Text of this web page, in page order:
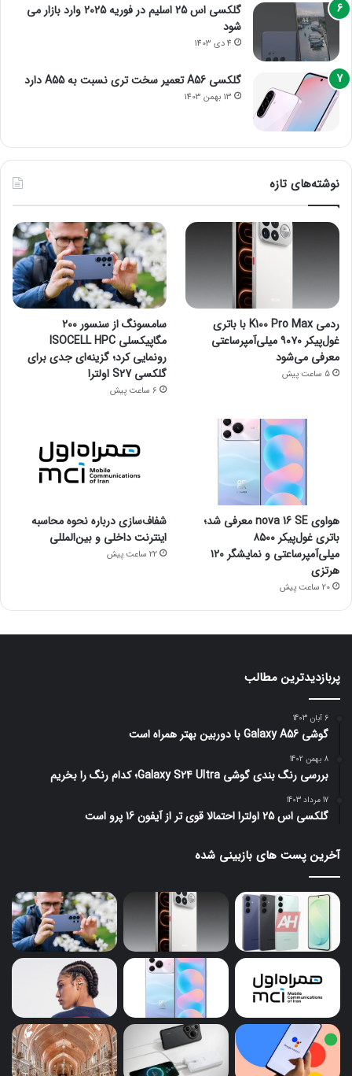
گلکسی اس 25 اسلیم در فوریه 2025 وارد بازار می
شود
4 دی 1403
گلکسی A56 تعمیر سخت تری نسبت به A55 دارد
13 بهمن 1403
نوشته‌های تازه
ردمی K100 Pro Max با باتری
غول‌پیکر ۹۰۷۰ میلی‌آمپرساعتی
معرفی می‌شود
5 ساعت پیش
سامسونگ از سنسور ۲۰۰
مگاپیکسلی ISOCELL HPC
رونمایی کرد؛ گزینه‌ای جدی برای
گلکسی S27 اولترا
6 ساعت پیش
هواوی nova 16 SE معرفی شد؛
باتری غول‌پیکر ۸۵۰۰
میلی‌آمپرساعتی و نمایشگر ۱۲۰
هرتزی
20 ساعت پیش
شفاف‌سازی درباره نحوه محاسبه
اینترنت داخلی و بین‌المللی
22 ساعت پیش
پربازدیدترین مطالب
6 آبان 1403
گوشی Galaxy A56 با دوربین بهتر همراه است
8 بهمن 1402
بررسی رنگ بندی گوشی Galaxy S24 Ultra؛ کدام رنگ را بخریم
17 مرداد 1403
گلکسی اس 25 اولترا احتمالا قوی تر از آیفون 16 پرو است
آخرین پست های بازبینی شده